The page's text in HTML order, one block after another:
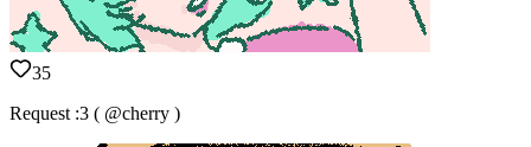
35
Request :3 ( @cherry )